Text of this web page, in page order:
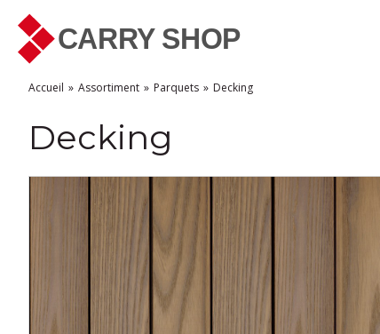
Accueil Assortiment Parquets Decking
Decking